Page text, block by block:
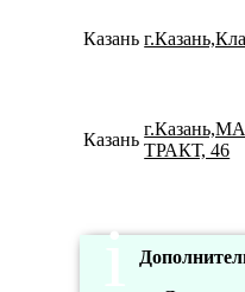
Казань
Казань
ТРАКТ, 46